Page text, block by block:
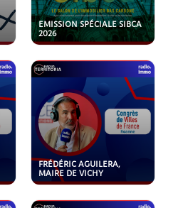
EMISSION SPÉCIALE SIBCA
2026
FRÉDÉRIC AGUILERA,
MAIRE DE VICHY